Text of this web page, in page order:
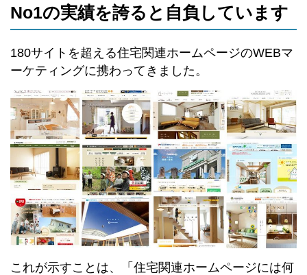
No1の実績を誇ると自負しています
180サイトを超える住宅関連ホームページのWEBマ
ーケティングに携わってきました。
これが示すことは、「住宅関連ホームページには何